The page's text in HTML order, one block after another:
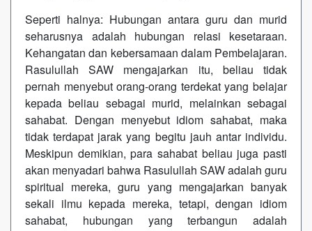
Seperti halnya: Hubungan antara guru dan murid
seharusnya adalah hubungan relasi kesetaraan.
Kehangatan dan kebersamaan dalam Pembelajaran.
Rasulullah SAW mengajarkan itu, beliau tidak
pernah menyebut orang-orang terdekat yang belajar
kepada beliau sebagai murid, melainkan sebagai
sahabat. Dengan menyebut idiom sahabat, maka
tidak terdapat jarak yang begitu jauh antar individu.
Meskipun demikian, para sahabat beliau juga pasti
akan menyadari bahwa Rasulullah SAW adalah guru
spiritual mereka, guru yang mengajarkan banyak
sekali ilmu kepada mereka, tetapi, dengan idiom
sahabat, hubungan yang terbangun adalah